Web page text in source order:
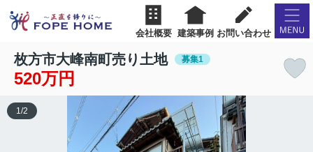
会社概要 建築事例 お問い合わせ
枚方市大峰南町売り土地 募集1
520万円
1 /2